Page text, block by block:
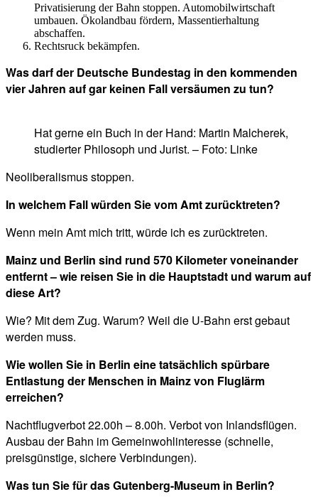
Privatisierung der Bahn stoppen. Automobilwirtschaft
umbauen. Ökolandbau fördern, Massentierhaltung
abschaffen.
Rechtsruck bekämpfen.
Was darf der Deutsche Bundestag in den kommenden
vier Jahren auf gar keinen Fall versäumen zu tun?
Hat gerne ein Buch in der Hand: Martin Malcherek,
studierter Philosoph und Jurist. – Foto: Linke
Neoliberalismus stoppen.
In welchem Fall würden Sie vom Amt zurücktreten?
Wenn mein Amt mich tritt, würde ich es zurücktreten.
Mainz und Berlin sind rund 570 Kilometer voneinander
entfernt – wie reisen Sie in die Hauptstadt und warum auf
diese Art?
Wie? Mit dem Zug. Warum? Weil die U-Bahn erst gebaut
werden muss.
Wie wollen Sie in Berlin eine tatsächlich spürbare
Entlastung der Menschen in Mainz von Fluglärm
erreichen?
Nachtflugverbot 22.00h – 8.00h. Verbot von Inlandsflügen.
Ausbau der Bahn im Gemeinwohlinteresse (schnelle,
preisgünstige, sichere Verbindungen).
Was tun Sie für das Gutenberg-Museum in Berlin?